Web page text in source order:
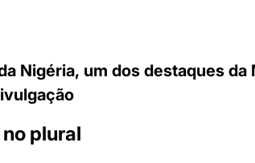
Nigéria, um dos destaques da
plural